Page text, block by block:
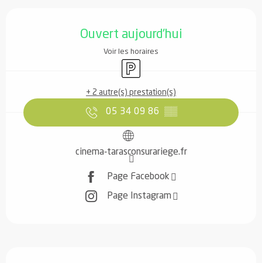
Ouvert aujourd'hui
Voir les horaires
Parking
+ 2 autre(s) prestation(s)
05 34 09 86 ▒▒
cinema-tarasconsurariege.fr
Page Facebook
Page Instagram